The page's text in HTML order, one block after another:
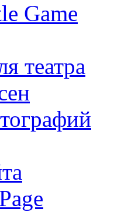
Game
театра